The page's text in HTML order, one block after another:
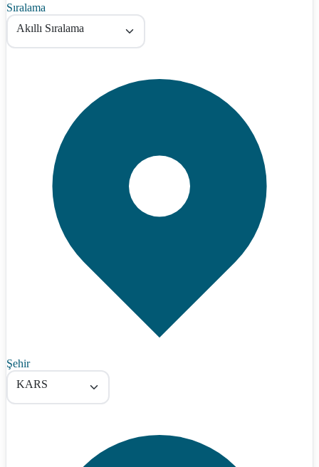
Sıralama
Akıllı Sıralama
Şehir
KARS